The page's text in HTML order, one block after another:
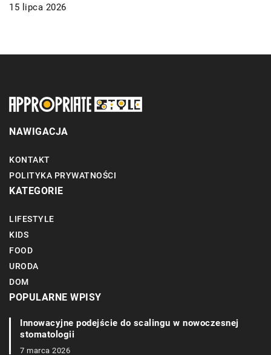
15 lipca 2026
NAWIGACJA
KONTAKT
POLITYKA PRYWATNOŚCI
KATEGORIE
LIFESTYLE
KIDS
FOOD
URODA
DOM
POPULARNE WPISY
Innowacyjne podejście do scalingu w nowoczesnej
stomatologii
7 marca 2026